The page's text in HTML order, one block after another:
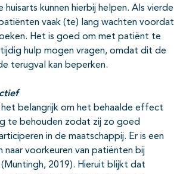
kunnen hierbij helpen. Als vierde
vaak (te) lang wachten voordat
Het is goed om met patiënt te
hulp mogen vragen, omdat dit de
terugval kan beperken.
belangrijk om het behaalde effect
te behouden zodat zij zo goed
in de maatschappij. Er is een
naar voorkeuren van patiënten bij
2019). Hieruit blijkt dat